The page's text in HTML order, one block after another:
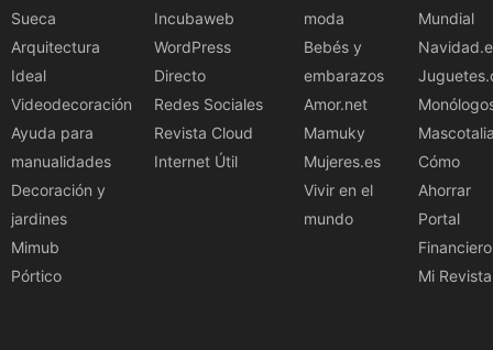
Sueca
Arquitectura
Ideal
Videodecoración
Ayuda para
manualidades
Decoración y
jardines
Mimub
Pórtico
Incubaweb
WordPress
Directo
Redes Sociales
Revista Cloud
Internet Útil
moda
Bebés y
embarazos
Amor.net
Mamuky
Mujeres.es
Vivir en el
mundo
Mundial
Cómo
Ahorrar
Portal
Financiero
Mi Revista